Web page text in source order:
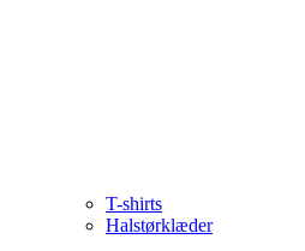
T-shirts
Halstørklæder